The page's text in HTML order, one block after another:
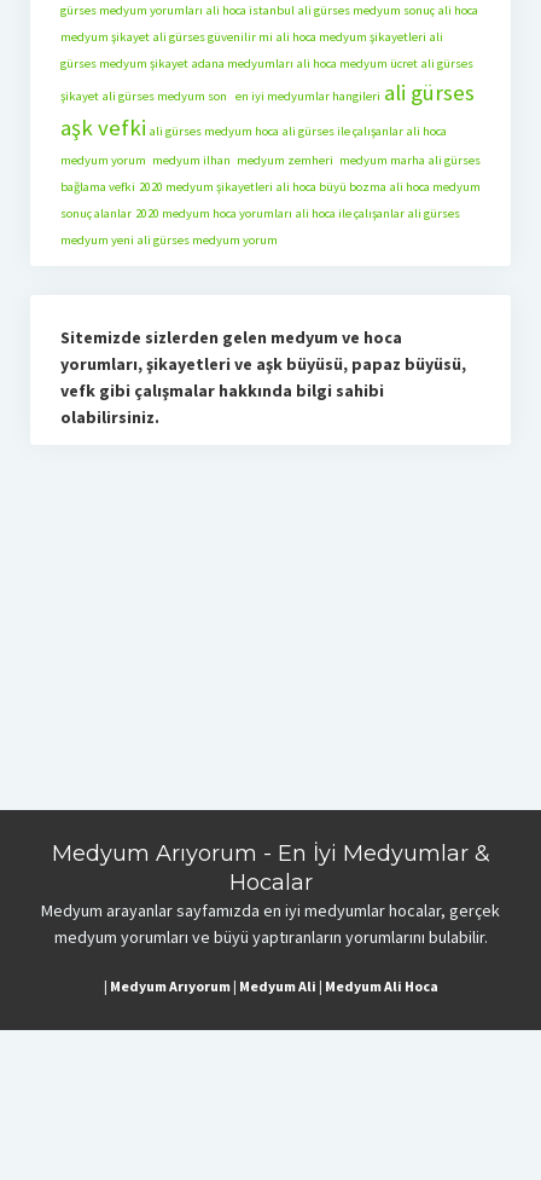
gürses medyum yorumları ali hoca istanbul ali gürses medyum sonuç ali hoca
medyum şikayet ali gürses güvenilir mi ali hoca medyum şikayetleri ali
gürses medyum şikayet adana medyumları ali hoca medyum ücret ali gürses
şikayet ali gürses medyum son en iyi medyumlar hangileri ali gürses
aşk vefki ali gürses medyum hoca ali gürses ile çalışanlar ali hoca
medyum yorum medyum ilhan medyum zemheri medyum marha ali gürses
bağlama vefki 2020 medyum şikayetleri ali hoca büyü bozma ali hoca medyum
sonuç alanlar 2020 medyum hoca yorumları ali hoca ile çalışanlar ali gürses
medyum yeni ali gürses medyum yorum
Sitemizde sizlerden gelen medyum ve hoca
yorumları, şikayetleri ve aşk büyüsü, papaz büyüsü,
vefk gibi çalışmalar hakkında bilgi sahibi
olabilirsiniz.
Medyum Arıyorum - En İyi Medyumlar &
Hocalar
Medyum arayanlar sayfamızda en iyi medyumlar hocalar, gerçek
medyum yorumları ve büyü yaptıranların yorumlarını bulabilir.
| Medyum Arıyorum| Medyum Ali | Medyum Ali Hoca